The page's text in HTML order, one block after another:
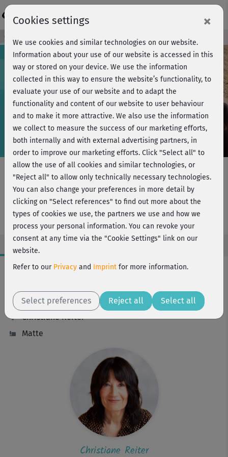
Play
Video
Course preview - join now!
Atmung - Brustkorb Mobilisation im
Vierfüßlerstand
Workout Facts
2 Min
Christiane Reiter
Matte
Christiane Reiter
Cookies settings ×
We use cookies and similar technologies on our website.
Information about your use of our website is accessed in this
way or stored on your device. We use the information
collected in this way to ensure the website’s functionality, to
evaluate your use of our website and to adapt the
functionality and content of our website to user behaviour
and to make it more attractive. We also use the information
we collect to measure the success of our marketing efforts,
both internally and with external advertising partners, in
order to improve our marketing efforts. Click "Select all" to
allow the use of all cookies and similar technologies, or
"Reject all" to allow only technically necessary technologies.
You can also change your preferences in more detail by
clicking on "Select references" to find out more about the
types of cookies we use, the partners we use and how we
process your personal information. You can revoke your
consent at any time via the "Cookie Settings" link on our
website.
Refer to our Privacy and Imprint for more information.
Select preferences Reject all Select all